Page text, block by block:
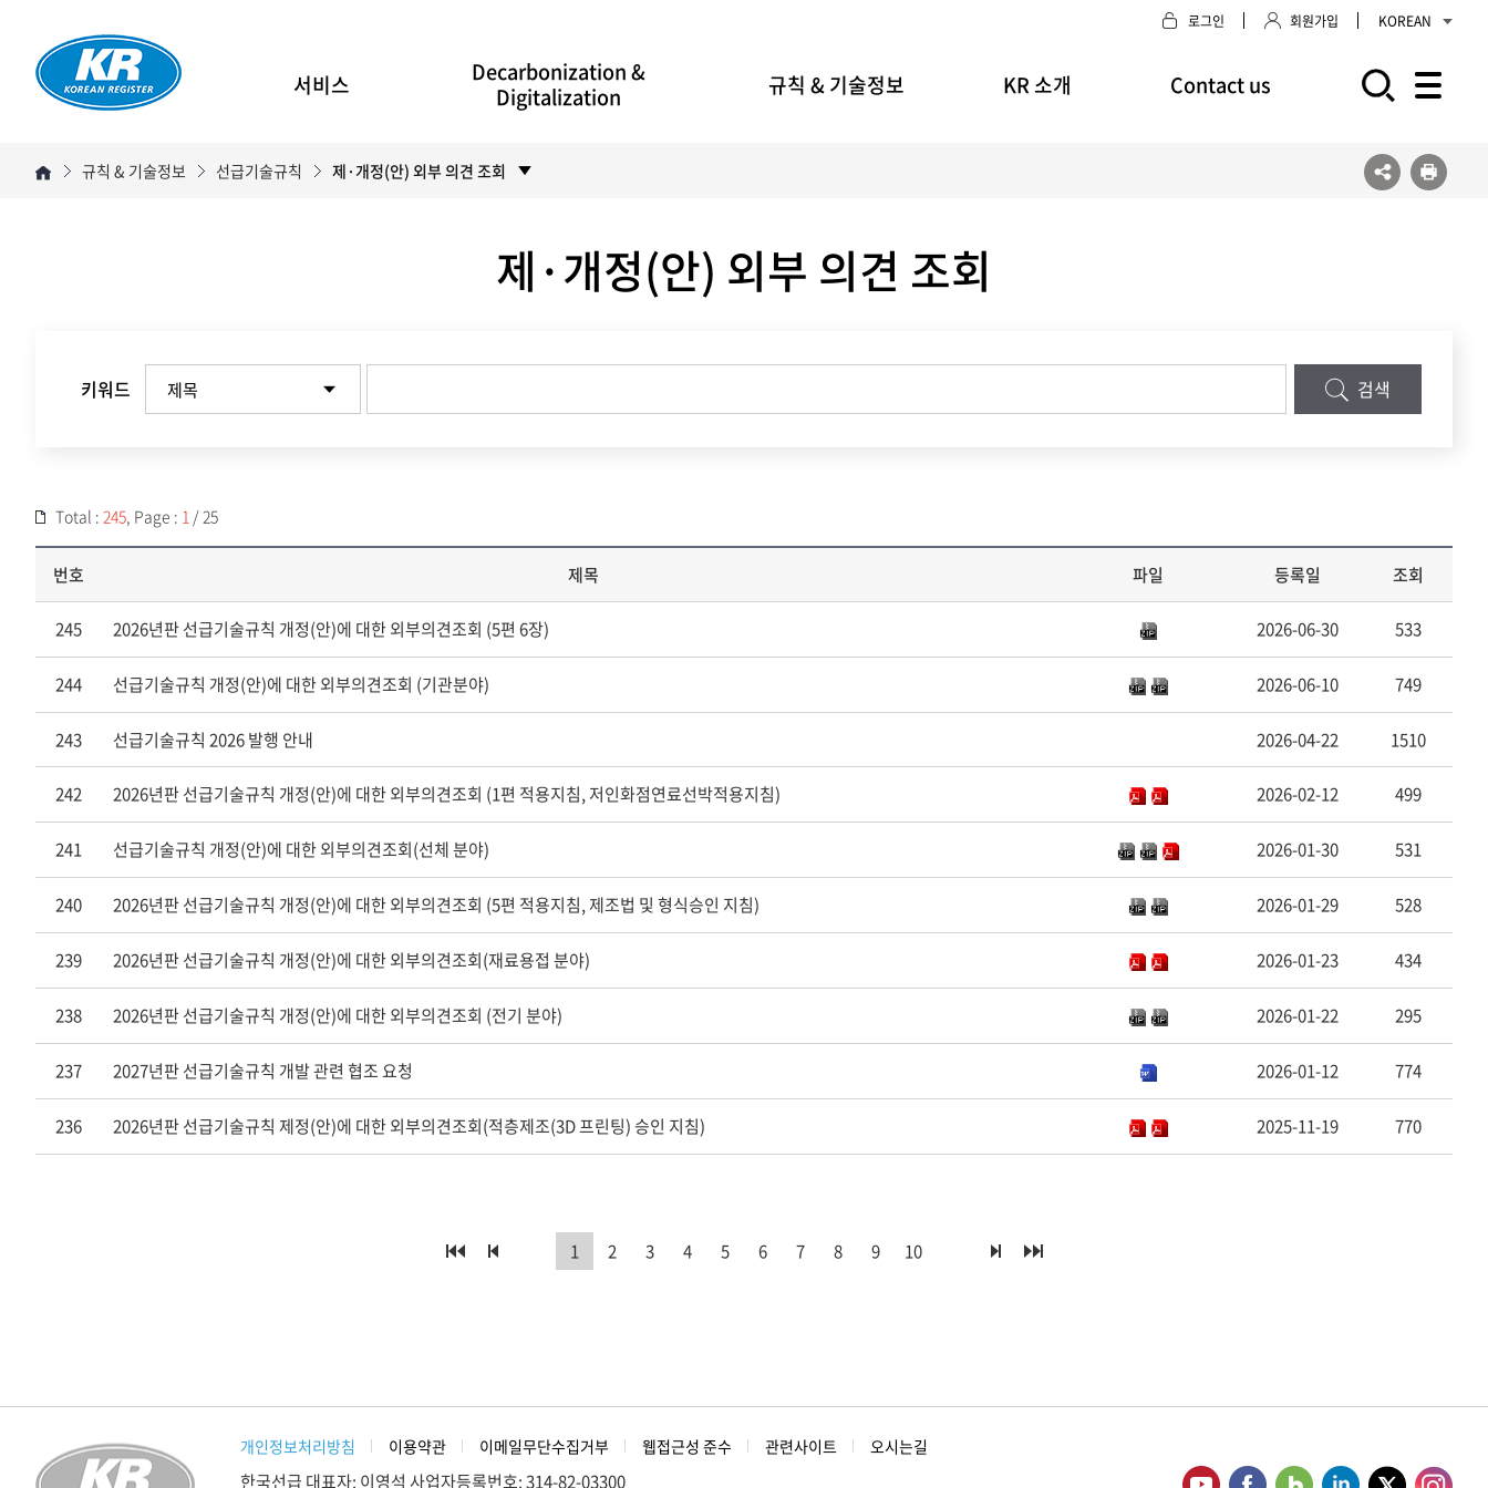
로그인 회원가입 KOREAN
서비스
Decarbonization &
Digitalization
규칙 & 기술정보 KR 소개 Contact us
규칙 & 기술정보 선급기술규칙 제·개정(안) 외부 의견 조회
제·개정(안) 외부 의견 조회
키워드 검색
Total : 245, Page : 1 / 25
번호 제목 파일 등록일 조회
245 2026년판 선급기술규칙 개정(안)에 대한 외부의견조회 (5편 6장) 2026-06-30 533
244 선급기술규칙 개정(안)에 대한 외부의견조회 (기관분야) 2026-06-10 749
243 선급기술규칙 2026 발행 안내 2026-04-22 1510
242 2026년판 선급기술규칙 개정(안)에 대한 외부의견조회 (1편 적용지침, 저인화점연료선박적용지침) 2026-02-12 499
241 선급기술규칙 개정(안)에 대한 외부의견조회(선체 분야) 2026-01-30 531
240 2026년판 선급기술규칙 개정(안)에 대한 외부의견조회 (5편 적용지침, 제조법 및 형식승인 지침) 2026-01-29 528
239 2026년판 선급기술규칙 개정(안)에 대한 외부의견조회(재료용접 분야) 2026-01-23 434
238 2026년판 선급기술규칙 개정(안)에 대한 외부의견조회 (전기 분야) 2026-01-22 295
237 2027년판 선급기술규칙 개발 관련 협조 요청 2026-01-12 774
236 2026년판 선급기술규칙 제정(안)에 대한 외부의견조회(적층제조(3D 프린팅) 승인 지침) 2025-11-19 770
1 2 3 4 5 6 7 8 9 10
개인정보처리방침 이용약관 이메일무단수집거부 웹접근성 준수 관련사이트 오시는길
한국선급 대표자: 이영석 사업자등록번호: 314-82-03300